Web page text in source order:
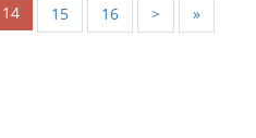
14 15 16 > »